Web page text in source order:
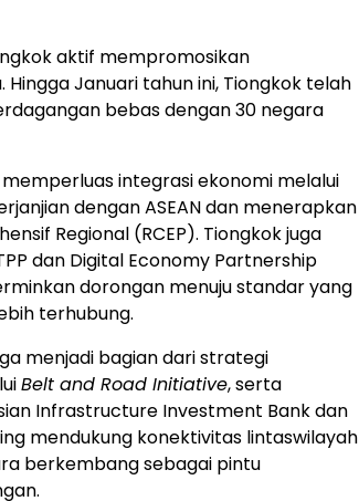
aktif mempromosikan
Januari tahun ini, Tiongkok telah
bebas dengan 30 negara
integrasi ekonomi melalui
dengan ASEAN dan menerapkan
Regional (RCEP). Tiongkok juga
dan Digital Economy Partnership
dorongan menuju standar yang
terhubung.
menjadi bagian dari strategi
Belt and Road Initiative, serta
Infrastructure Investment Bank dan
mendukung konektivitas lintaswilayah
berkembang sebagai pintu